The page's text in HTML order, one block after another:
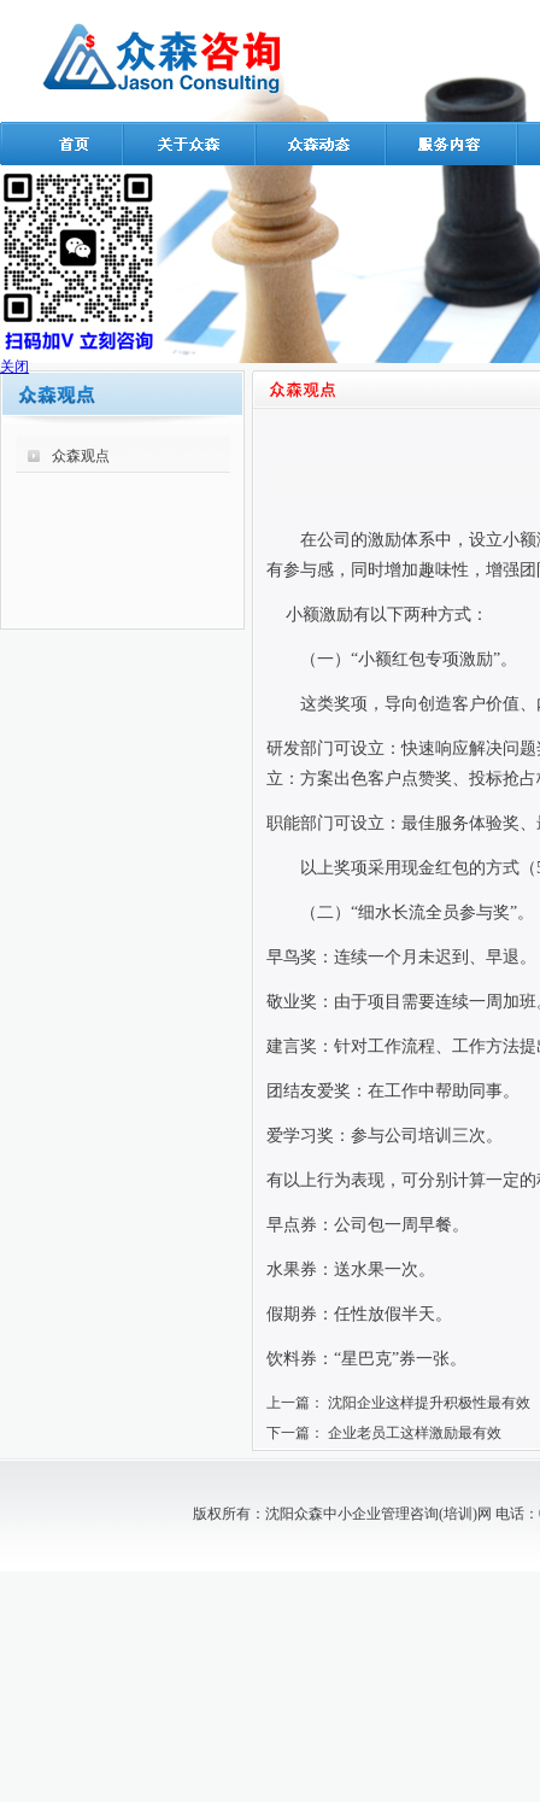
众森观点
在公司的激励体系中，设立小
有参与感，同时增加趣味性，增强
小额激励有以下两种方式：
（一）“小额红包专项激励”。
这类奖项，导向创造客户价值
研发部门可设立：快速响应解决问
立：方案出色客户点赞奖、投标抢
职能部门可设立：最佳服务体验奖
以上奖项采用现金红包的方式（
（二）“细水长流全员参与奖”。
早鸟奖：连续一个月未迟到、早退。
敬业奖：由于项目需要连续一周加班
建言奖：针对工作流程、工作方法
团结友爱奖：在工作中帮助同事。
爱学习奖：参与公司培训三次。
有以上行为表现，可分别计算一定
早点券：公司包一周早餐。
水果券：送水果一次。
假期券：任性放假半天。
饮料券：“星巴克”券一张。
上一篇： 沈阳企业这样提升积极性最有效
下一篇： 企业老员工这样激励最有效
版权所有：沈阳众森中小企业管理咨询(培训)网 电话：
关闭